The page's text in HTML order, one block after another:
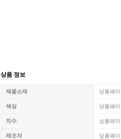
상품 정보
제품소재 상품페
색상 상품페
치수 상품페
제조자 상품페